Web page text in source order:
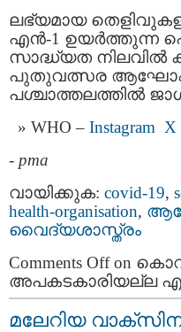
ലഭ്യമായ
എൻ-1 ഉയർത്തുന്ന
സാദ്ധ്യത നിലവിൽ
പുതുവത്സര
പശ്ചാത്തലത്തിൽ
WHO – Instagram X
- pma
വായിക്കുക: covid-19,
health-organisation,
വൈദ്യശാസ്ത്രം
Comments Offon
അപകടകാരിയല്ല
മലേറിയ